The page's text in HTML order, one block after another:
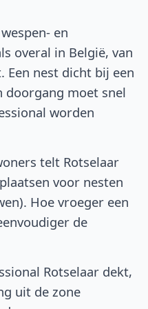
en
overal in België, van
nest dicht bij een
doorgang moet snel
worden
telt Rotselaar
voor nesten
Hoe vroeger een
de
Rotselaar dekt,
uit de zone